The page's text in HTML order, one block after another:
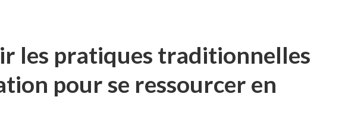
les pratiques traditionnelles
⁣pour se ⁣ressourcer en